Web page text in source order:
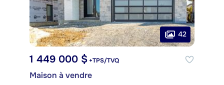
42
1 449 000 $ +TPS/TVQ
Maison à vendre